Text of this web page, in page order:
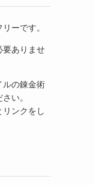
ーです。
要ありませ
ルの錬金術
い。
ンクをし